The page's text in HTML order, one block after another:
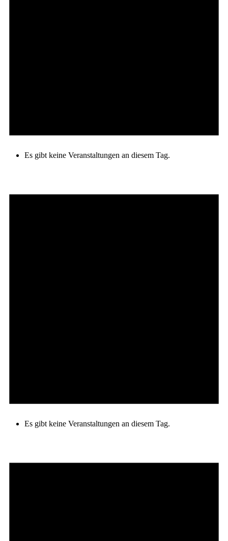
Es gibt keine Veranstaltungen an diesem Tag.
Es gibt keine Veranstaltungen an diesem Tag.